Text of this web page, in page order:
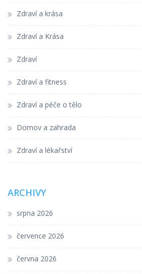
Zdraví a krása
Zdraví a Krása
Zdraví
Zdraví a fitness
Zdraví a péče o tělo
Domov a zahrada
Zdraví a lékařství
ARCHIVY
srpna 2026
července 2026
června 2026